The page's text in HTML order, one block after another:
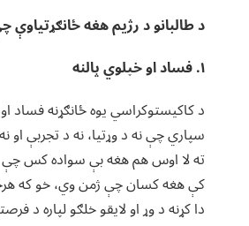
د طالبانو د رژیم هغه
۱. فساد او خپلوي پالنه
د کاکیستوکراسي یوه ځانګړنه فساد
سپاري چې نه د وړتیا، نه د تجربې
ته لا اوس هم هغه بې سواده کس چې
کې هغه کسان چې ژمن وي، خو که
دا کړنه د وړ او لایقو خلګو لپاره د